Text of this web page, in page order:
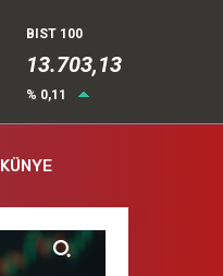
BIST 100
13.703,13
% 0,11
KÜNYE